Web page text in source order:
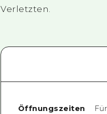
Verletzten.
Öffnungszeiten